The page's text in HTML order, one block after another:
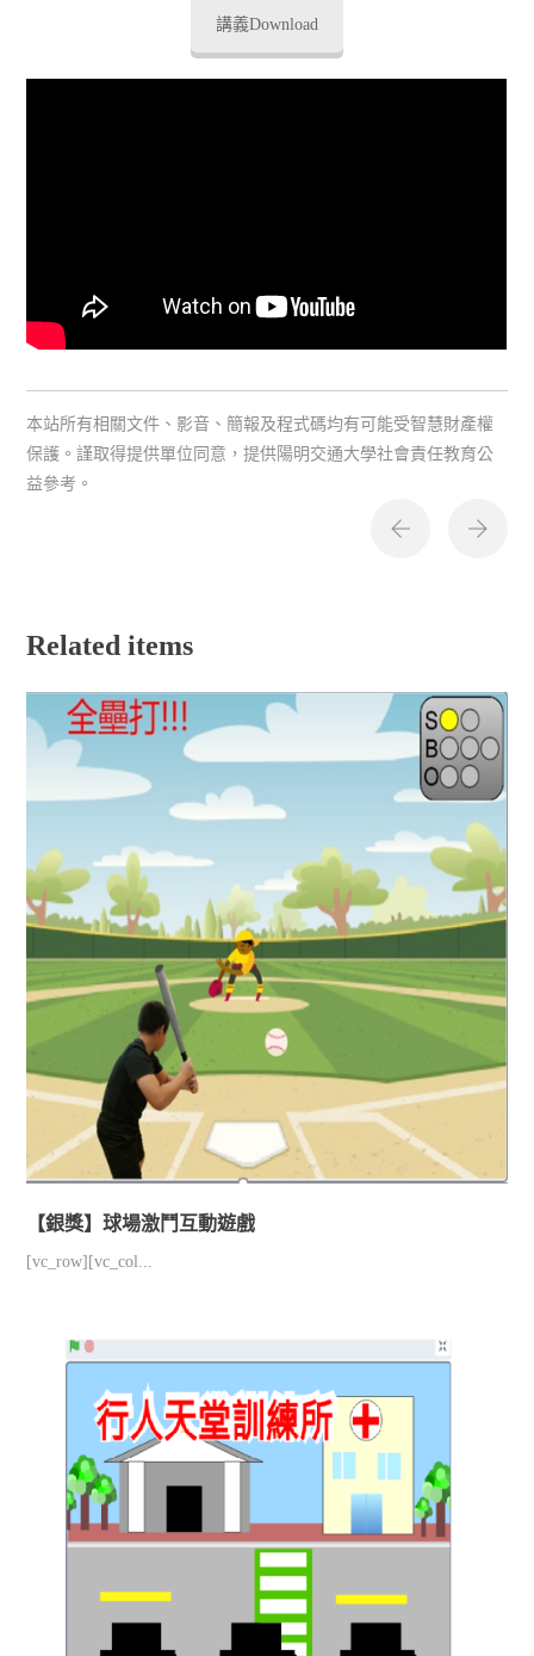
講義Download
本站所有相關文件、影音、簡報及程式碼均有可能受智慧財產權
保護。謹取得提供單位同意，提供陽明交通大學社會責任教育公
益參考。
Related items
【銀獎】球場激鬥互動遊戲
[vc_row][vc_col...